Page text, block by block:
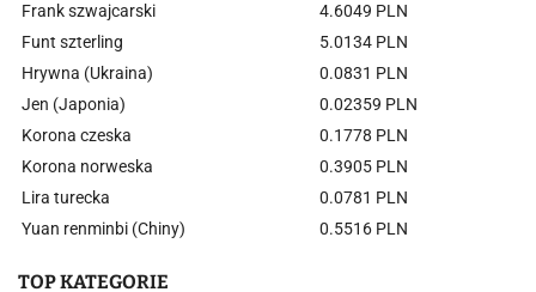
Frank szwajcarski
4.6049 PLN
Funt szterling
5.0134 PLN
Hrywna (Ukraina)
0.0831 PLN
Jen (Japonia)
0.02359 PLN
Korona czeska
0.1778 PLN
Korona norweska
0.3905 PLN
Lira turecka
0.0781 PLN
Yuan renminbi (Chiny)
0.5516 PLN
TOP KATEGORIE